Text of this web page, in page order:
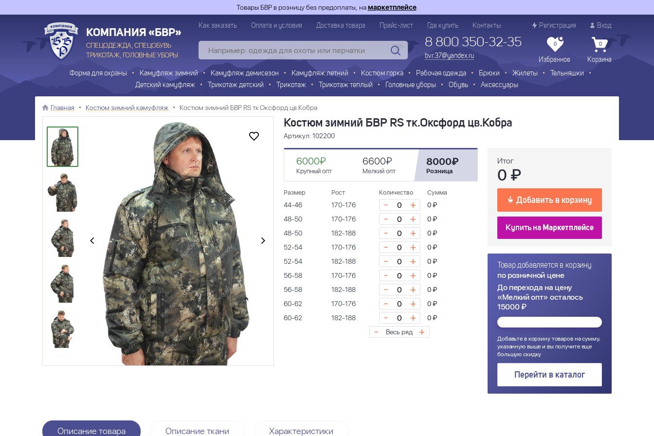
Товары БВР в розницу без предоплаты, намаркетплейсе.
КОМПАНИЯ «БВР»
СПЕЦОДЕЖДА, СПЕЦОБУВЬ
ТРИКОТАЖ, ГОЛОВНЫЕ УБОРЫ
Как заказать Оплата и условия Доставка товара Прайс-лист Где купить Контакты Регистрация Вход
8 800 350-32-35
bvr.37@yandex.ru
0
Избранное
0
Корзина
Форма для охраны Камуфляж зимний Камуфляж демисезон Камуфляж летний Костюм горка Рабочая одежда Брюки Жилеты
Тельняшки
Детский камуфляж
Трикотаж детский Трикотаж Трикотаж теплый Головные уборы Обувь Аксессуары
Главная Костюм зимний камуфляж Костюм зимний БВР RS тк.Оксфорд цв.Кобра
Костюм зимний БВР RS тк.Оксфорд цв.Кобра
Артикул: 102200
6000₽
Крупный опт
6600₽
Мелкий опт
8000₽
Розница
Размер Рост Количество Сумма
44-46 170-176 - +
0 ₽
48-50
170-176 - +
0 ₽
48-50
182-188 - +
0 ₽
52-54
170-176 - +
0 ₽
52-54
182-188 - +
0 ₽
56-58
170-176 - +
0 ₽
56-58
182-188 - +
0 ₽
60-62
170-176 - +
0 ₽
60-62
182-188 - + 0 ₽
- Весь ряд +
Итог
0 ₽
Добавить в корзину
Купить на Маркетплейсе
Товар добавляется в корзину
по розничной цене
До перехода на цену
«Мелкий опт» осталось
15000 ₽
Добавьте в корзину товаров на сумму,
указанную выше и вы получите еще
большую скидку
Перейти в каталог
Описание товара Описание ткани Характеристики